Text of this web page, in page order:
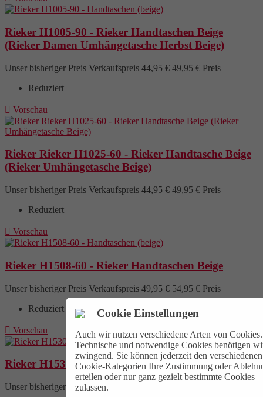
Cookie Einstellungen
Auch wir nutzen verschiedene Arten von Cookies.
Technische und notwendige Cookies benötigen
zwingend. Sie können jederzeit den verschiedenen
Cookie-Kategorien Ihre Zustimmung oder
erteilen oder nur ganz gezielt bestimmte Cookies
zulassen.
Rieker H1005-90 - Rieker Handtaschen Beige
(Rieker Damen Umhängetasche Herbst Beige)
Unser bisheriger Preis Verkaufspreis 44,95 € 49,95 € Preis
Reduziert
 Vorschau
Rieker Rieker H1025-60 - Rieker Handtasche Beige
(Rieker Umhängetasche Beige)
Unser bisheriger Preis Verkaufspreis 44,95 € 49,95 € Preis
Reduziert
 Vorschau
Rieker H1508-60 - Rieker Handtaschen Beige
Unser bisheriger Preis Verkaufspreis 49,95 € 54,95 € Preis
Reduziert
 Vorschau
Rieker H1530-62 - Rieker Handtaschen Beige
Unser bisheriger PreisVerkaufspreis